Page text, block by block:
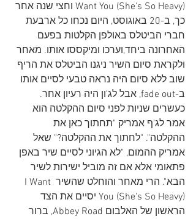
Want You (She's So Heavy) וחצי שנה אחר
כך, ב-20 באוגוסט, היום נכחו כל ארבעת
חברי הביטלס באולפן הקלטות בפעם
האחרונה ביחד,וערכו ומיקססו אותו. מאחר
ולקראת סיום השיר ניגנו הביטלס את הריף
שוב ללא סיום היה נראה טבעי לסיים אותו
ב-fade out, אבל לג'ון היה רעיון אחר.
כעשרים שניות לפני סיום ההקלטה הוא
אמר לג'ף אמריק "תחתוך כאן את
ההקלטה". "לחתוך את ההקלטה?" שאל
אמריק ההמום, "לא הגיוני לסיים שיר באפן
פתאומי אלא אם זה מוביל ישירות לשיר
הבא". הרי מאחר והוחלט שהשיר I Want
You (She's So Heavy) יסיים את הצד
הראשון של האלבום Abbey Road, ברור